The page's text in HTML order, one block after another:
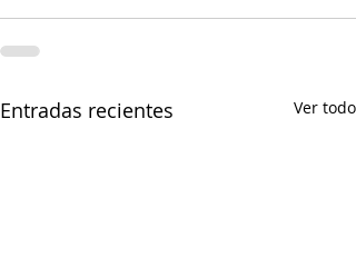
Entradas recientes Ver todo